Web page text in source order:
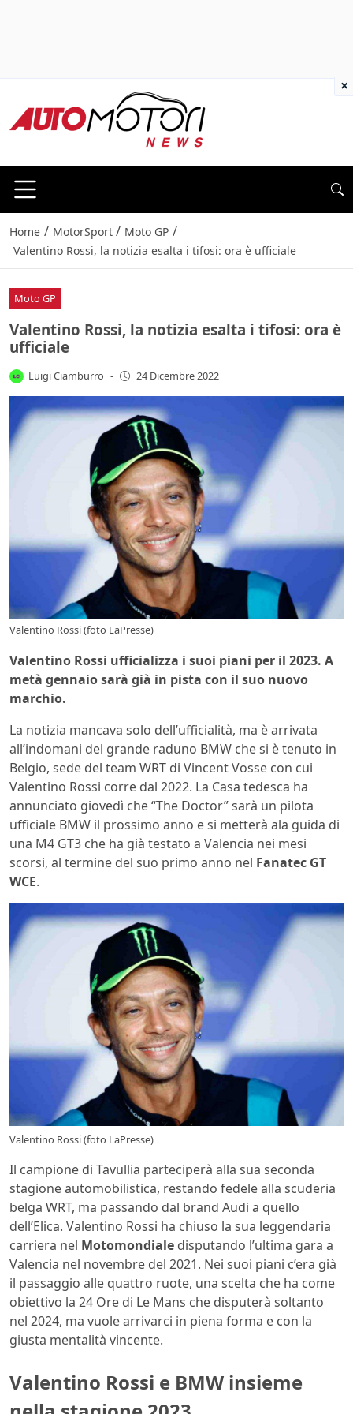
Home / MotorSport / Moto GP /
Valentino Rossi, la notizia esalta i tifosi: ora è ufficiale
Moto GP
Valentino Rossi, la notizia esalta i tifosi: ora è
ufficiale
Luigi Ciamburro - 24 Dicembre 2022
Valentino Rossi (foto LaPresse)
Valentino Rossi ufficializza i suoi piani per il 2023. A
metà gennaio sarà già in pista con il suo nuovo
marchio.
La notizia mancava solo dell’ufficialità, ma è arrivata
all’indomani del grande raduno BMW che si è tenuto in
Belgio, sede del team WRT di Vincent Vosse con cui
Valentino Rossi corre dal 2022. La Casa tedesca ha
annunciato giovedì che “The Doctor” sarà un pilota
ufficiale BMW il prossimo anno e si metterà ala guida di
una M4 GT3 che ha già testato a Valencia nei mesi
scorsi, al termine del suo primo anno nel Fanatec GT
WCE.
Valentino Rossi (foto LaPresse)
Il campione di Tavullia parteciperà alla sua seconda
stagione automobilistica, restando fedele alla scuderia
belga WRT, ma passando dal brand Audi a quello
dell’Elica. Valentino Rossi ha chiuso la sua leggendaria
carriera nel Motomondiale disputando l’ultima gara a
Valencia nel novembre del 2021. Nei suoi piani c’era già
il passaggio alle quattro ruote, una scelta che ha come
obiettivo la 24 Ore di Le Mans che disputerà soltanto
nel 2024, ma vuole arrivarci in piena forma e con la
giusta mentalità vincente.
Valentino Rossi e BMW insieme
×